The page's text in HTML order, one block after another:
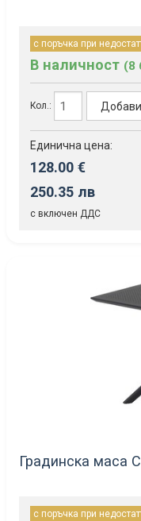
с поръчка при
В наличност (8
Кол.: Добави
Единична цена:
128.00 €
250.35 лв
с включен ДДС
Градинска маса
с поръчка при